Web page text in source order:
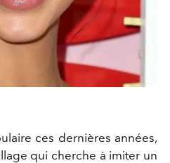
ces dernières années,
qui cherche à imiter un